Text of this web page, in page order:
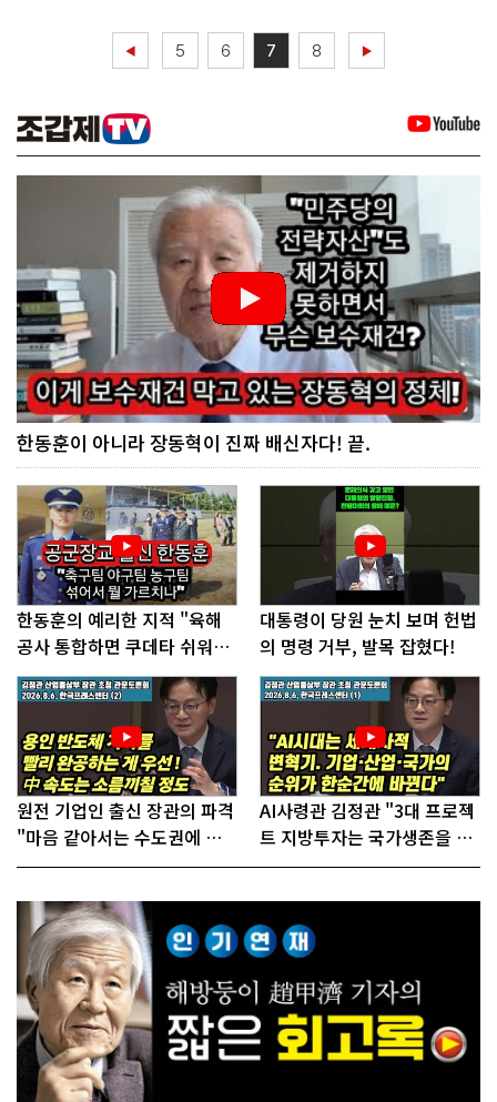
◀ 5 6 7 8 ▶
한동훈이 아니라 장동혁이 진짜 배신자다! 끝.
한동훈의 예리한 지적 "육해
공사 통합하면 쿠데타 쉬워진
다"
대통령이 당원 눈치 보며 헌법
의 명령 거부, 발목 잡혔다!
원전 기업인 출신 장관의 파격
"마음 같아서는 수도권에 원
전 짓고싶다"
AI사령관 김정관 "3대 프로젝
트 지방투자는 국가생존을 건
대전략"